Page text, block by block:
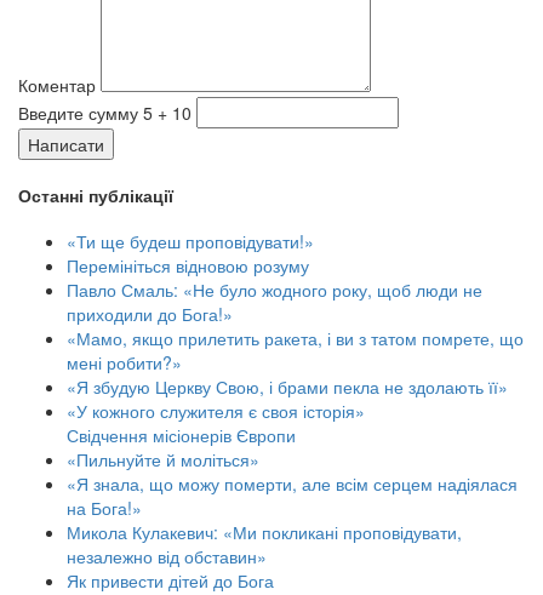
Коментар
Введите сумму 5 + 10
Написати
Останні публікації
«Ти ще будеш проповідувати!»
Перемініться відновою розуму
Павло Смаль: «Не було жодного року, щоб люди не
приходили до Бога!»
«Мамо, якщо прилетить ракета, і ви з татом помрете, що
мені робити?»
«Я збудую Церкву Свою, і брами пекла не здолають її»
«У кожного служителя є своя історія»
Свідчення місіонерів Європи
«Пильнуйте й моліться»
«Я знала, що можу померти, але всім серцем надіялася
на Бога!»
Микола Кулакевич: «Ми покликані проповідувати,
незалежно від обставин»
Як привести дітей до Бога